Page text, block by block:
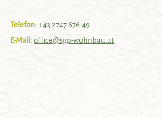
Telefon:+43 2747 676 49
E-Mail:office@sgp-wohnbau.at